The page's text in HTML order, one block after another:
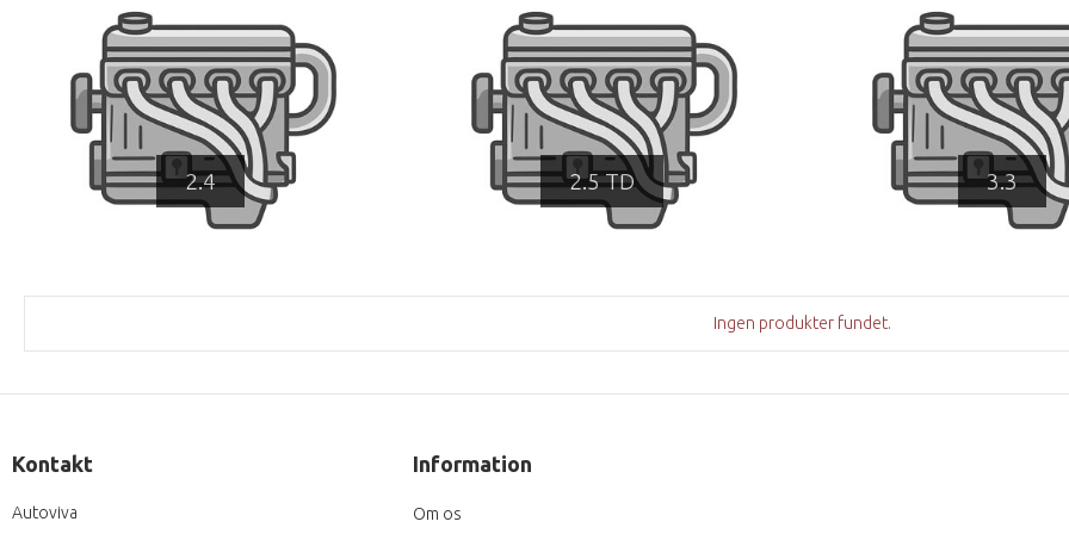
2.4 2.5 TD 3.3
Ingen produkter fundet.
Kontakt
Autoviva
Information
Om os